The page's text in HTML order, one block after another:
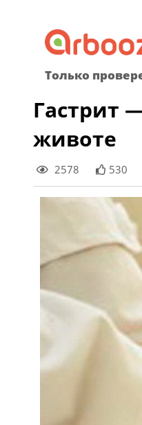
content
Только
Гастрит
животе
2578 530